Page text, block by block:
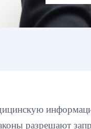
разрешают